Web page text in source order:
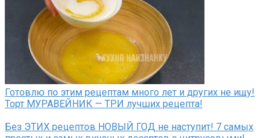
Готовлю по этим рецептам много лет и других не ищу!
Торт МУРАВЕЙНИК — ТРИ лучших рецепта!
Без ЭТИХ рецептов НОВЫЙ ГОД не наступит! 7 самых